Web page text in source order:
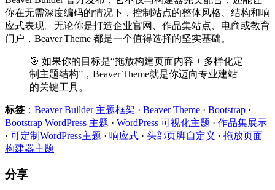
你在无需深度编码的情况下，控制站点的整体风格、结构和响
应式表现。无论你是打造企业官网、作品集站点、电商或教育
门户，Beaver Theme 都是一个值得选择的坚实基础。
🎯 如果你的目标是“拖放构建页面内容 + 多样化定
制主题结构”，Beaver Theme就是你迈向专业建站
的关键工具。
标签 ： Beaver Builder 主题框架 · Beaver Theme · Bootstrap ·
Bootstrap WordPress 主题 · WordPress 可视化主题 · 作品集展示
· 可定制WordPress主题 · 响应式 · 头部页脚自定义 · 拖放页面
构建器主题
分享